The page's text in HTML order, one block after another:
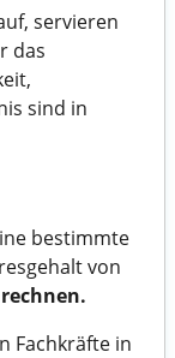
servieren
das
sind in
bestimmte
von
Fachkräfte in